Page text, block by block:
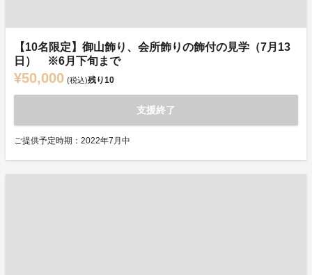
【10名限定】御山飾り、会所飾りの飾付の見学（7月13
日） ※6月下旬まで
¥50,000 (税込)残り10
支援終了
ご提供予定時期：2022年7月中